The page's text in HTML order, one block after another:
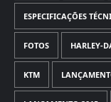
ESPECIFICAÇÕES
FOTOS HARLEY-
KTM